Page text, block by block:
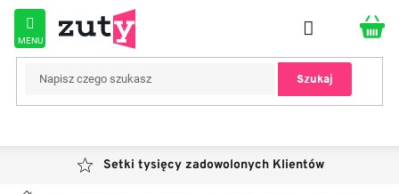
Przejść
treści
Szukaj
Setki tysięcy zadowolonych Klientów